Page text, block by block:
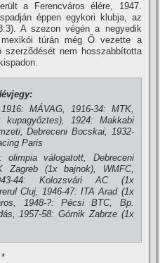
a Ferencváros élére, 1947.
éppen egykori klubja, az
A szezon végén a negyedik
túrán még Ő vezette a
nem hosszabbí­totta
MÁVAG, 1916-34: MTK,
1924: Makkabi
Debreceni Bocskai, 1932-
Paris
válogatott, Debreceni
Zagreb (1x bajnok), WMFC,
44: Kolozsvári AC (1x
Cluj, 1946-47: ITA Arad (1x
1948-?: Pécsi BTC, Bp.
1957-58: Górnik Zabrze (1x
*